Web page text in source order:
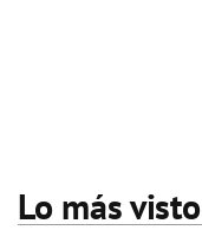
Lo más visto